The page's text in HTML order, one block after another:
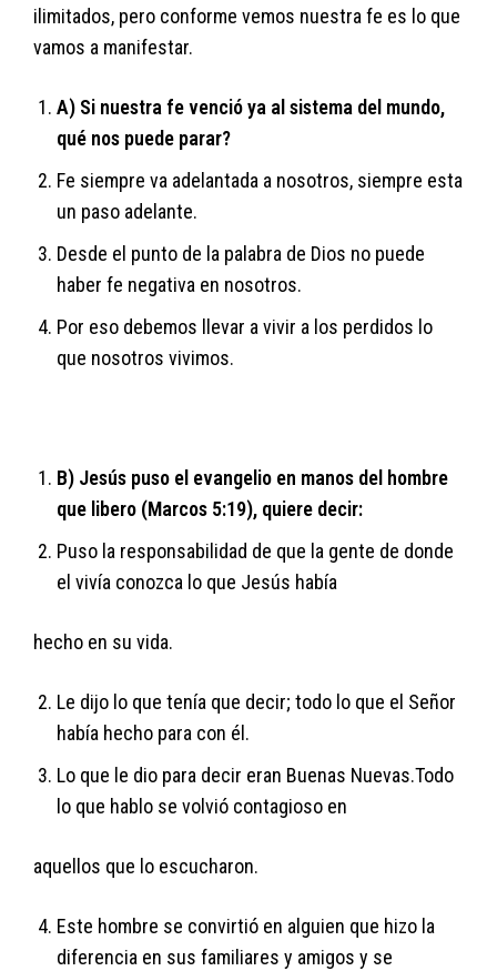
ilimitados, pero conforme vemos nuestra fe es lo que
vamos a manifestar.
A) Si nuestra fe venció ya al sistema del mundo,
qué nos puede parar?
Fe siempre va adelantada a nosotros, siempre esta
un paso adelante.
Desde el punto de la palabra de Dios no puede
haber fe negativa en nosotros.
Por eso debemos llevar a vivir a los perdidos lo
que nosotros vivimos.
B) Jesús puso el evangelio en manos del hombre
que libero (Marcos 5:19), quiere decir:
Puso la responsabilidad de que la gente de donde
el vivía conozca lo que Jesús había
hecho en su vida.
Le dijo lo que tenía que decir; todo lo que el Señor
había hecho para con él.
Lo que le dio para decir eran Buenas Nuevas.Todo
lo que hablo se volvió contagioso en
aquellos que lo escucharon.
Este hombre se convirtió en alguien que hizo la
diferencia en sus familiares y amigos y se